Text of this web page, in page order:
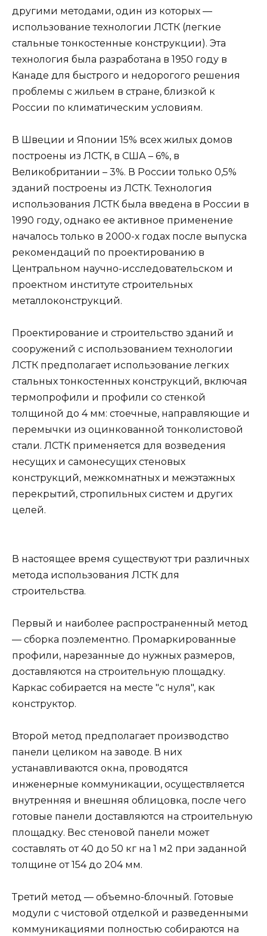
другими методами, один из которых —
использование технологии ЛСТК (легкие
стальные тонкостенные конструкции). Эта
технология была разработана в 1950 году в
Канаде для быстрого и недорогого решения
проблемы с жильем в стране, близкой к
России по климатическим условиям.
В Швеции и Японии 15% всех жилых домов
построены из ЛСТК, в США – 6%, в
Великобритании – 3%. В России только 0,5%
зданий построены из ЛСТК. Технология
использования ЛСТК была введена в России в
1990 году, однако ее активное применение
началось только в 2000-х годах после выпуска
рекомендаций по проектированию в
Центральном научно-исследовательском и
проектном институте строительных
металлоконструкций.
Проектирование и строительство зданий и
сооружений с использованием технологии
ЛСТК предполагает использование легких
стальных тонкостенных конструкций, включая
термопрофили и профили со стенкой
толщиной до 4 мм: стоечные, направляющие и
перемычки из оцинкованной тонколистовой
стали. ЛСТК применяется для возведения
несущих и самонесущих стеновых
конструкций, межкомнатных и межэтажных
перекрытий, стропильных систем и других
целей.
В настоящее время существуют три различных
метода использования ЛСТК для
строительства.
Первый и наиболее распространенный метод
— сборка поэлементно. Промаркированные
профили, нарезанные до нужных размеров,
доставляются на строительную площадку.
Каркас собирается на месте "с нуля", как
конструктор.
Второй метод предполагает производство
панели целиком на заводе. В них
устанавливаются окна, проводятся
инженерные коммуникации, осуществляется
внутренняя и внешняя облицовка, после чего
готовые панели доставляются на строительную
площадку. Вес стеновой панели может
составлять от 40 до 50 кг на 1 м2 при заданной
толщине от 154 до 204 мм.
Третий метод — объемно-блочный. Готовые
модули с чистовой отделкой и разведенными
коммуникациями полностью собираются на